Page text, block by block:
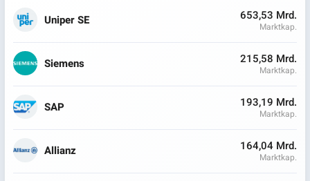
Uniper SE
653,53 Mrd.
Marktkap.
Siemens 215,58 Mrd.
Marktkap.
SAP 193,19 Mrd.
Marktkap.
Allianz 164,04 Mrd.
Marktkap.